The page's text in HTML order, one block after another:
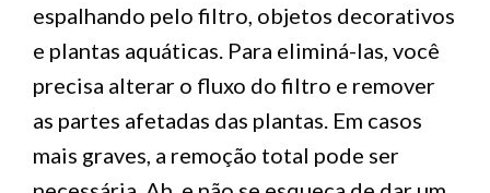
espalhando pelo filtro, objetos decorativos
e plantas aquáticas. Para eliminá-las, você
precisa alterar o fluxo do filtro e remover
as partes afetadas das plantas. Em casos
mais graves, a remoção total pode ser